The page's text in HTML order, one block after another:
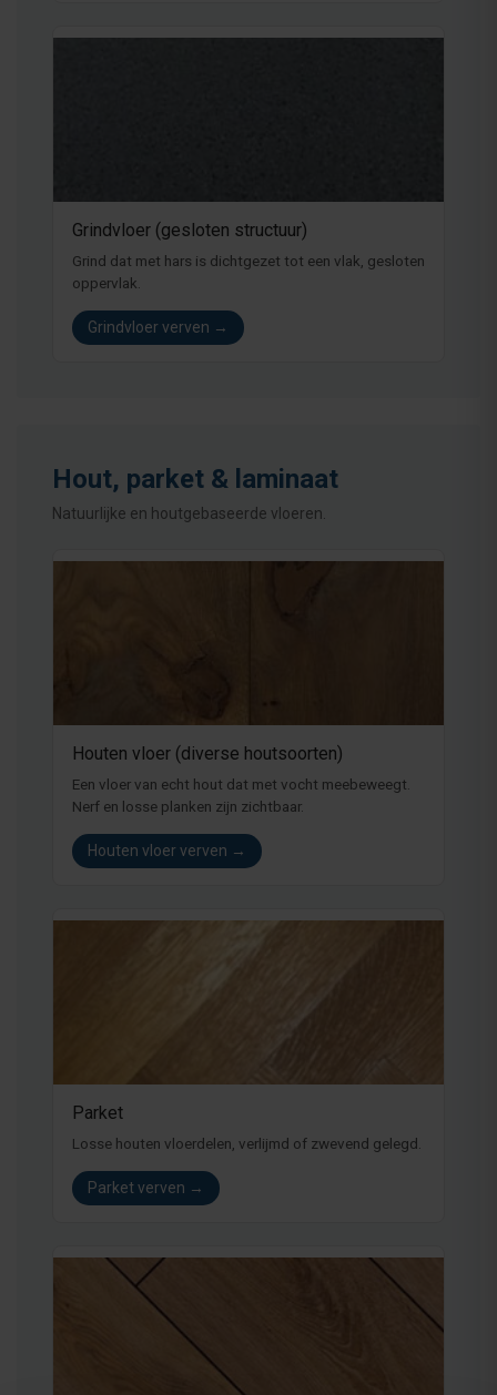
Grindvloer (gesloten structuur)
Grind dat met hars is dichtgezet tot een vlak, gesloten
oppervlak.
Grindvloer verven →
Hout, parket & laminaat
Natuurlijke en houtgebaseerde vloeren.
Houten vloer (diverse houtsoorten)
Een vloer van echt hout dat met vocht meebeweegt.
Nerf en losse planken zijn zichtbaar.
Houten vloer verven →
Parket
Losse houten vloerdelen, verlijmd of zwevend gelegd.
Parket verven →